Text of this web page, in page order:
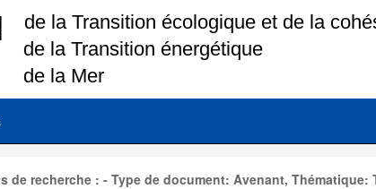
de recherche : - Type de document: Avenant,